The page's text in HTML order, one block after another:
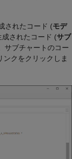
されたコード (モデ
されたコード (サブ
サブチャートのコー
ンクをクリックしま